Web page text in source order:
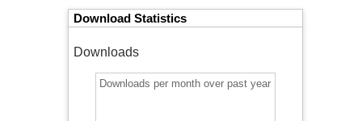
Download Statistics
Downloads
Downloads per month over past year